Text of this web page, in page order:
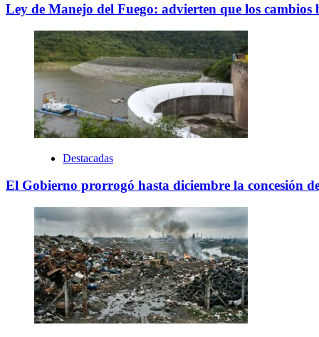
Ley de Manejo del Fuego: advierten que los
Destacadas
El Gobierno prorrogó hasta diciembre la concesión